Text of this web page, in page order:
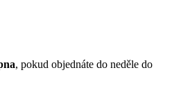
, pokud objednáte do neděle do